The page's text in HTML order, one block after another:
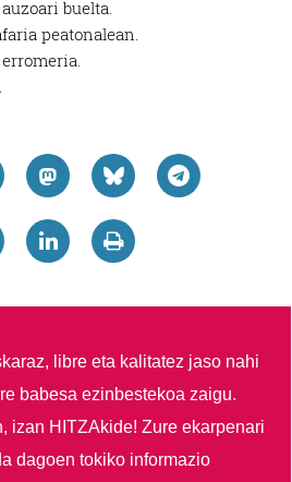
buelta.
peatonalean.
libre eta kalitatez jaso nahi
babesa ezinbestekoa zaigu.
izan HITZAkide!Zure ekarpenari
dagoen tokiko informazio